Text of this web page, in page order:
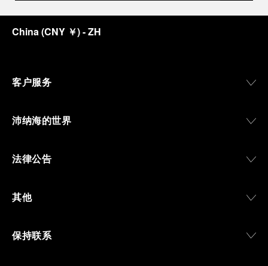
China(CNY ￥)- ZH
客户服务
沛纳海的世界
法律公告
其他
保持联系